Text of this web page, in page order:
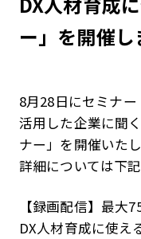
ー」を開催し
8月28日にセミナ
活用した企業に聞
ナー」を開催いたし
詳細については下
【録画配信】最大
DX人材育成に使え